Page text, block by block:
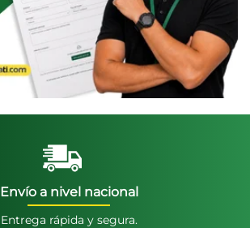
Envío a nivel nacional
Entrega rápida y segura.